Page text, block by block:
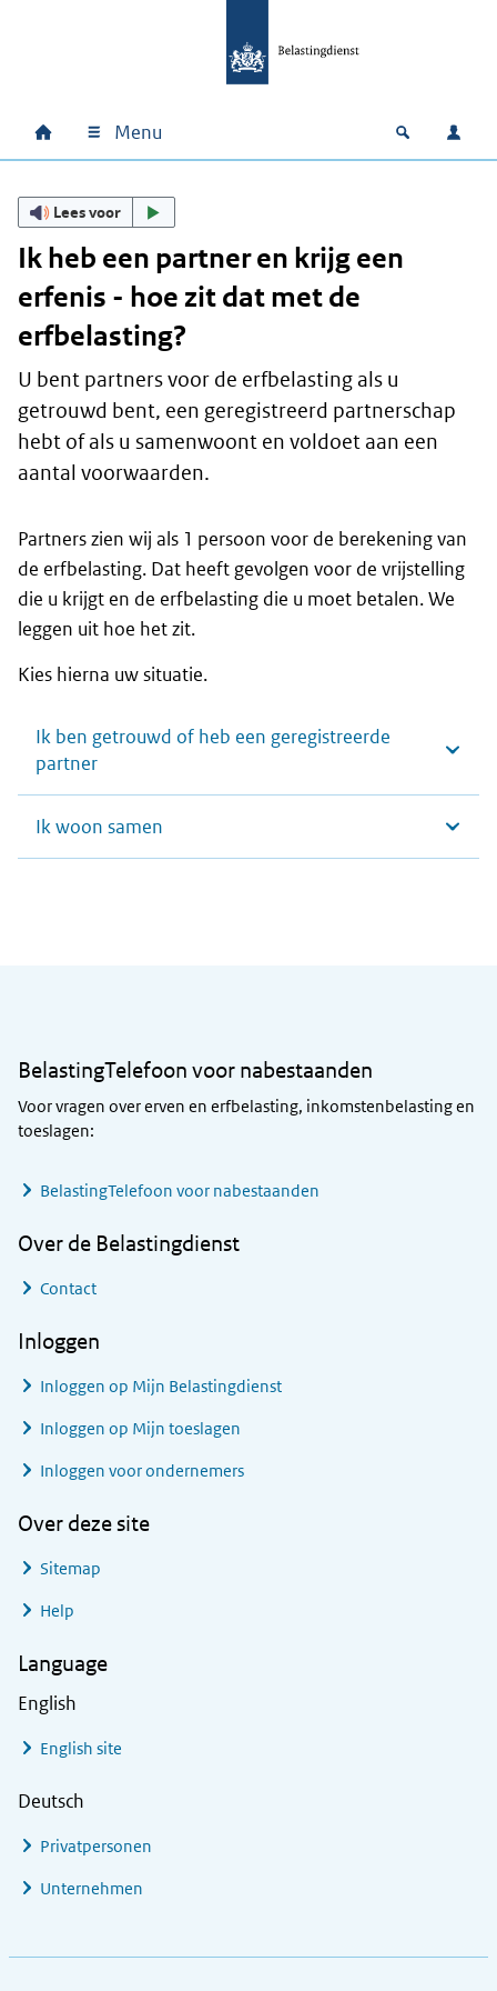
Hoofdnavigatie
Home Menu Open
Lees voor
Ik heb een partner en krijg een
erfenis - hoe zit dat met de
erfbelasting?
U bent partners voor de erfbelasting als u
getrouwd bent, een geregistreerd partnerschap
hebt of als u samenwoont en voldoet aan een
aantal voorwaarden.
Partners zien wij als 1 persoon voor de berekening van
de erfbelasting. Dat heeft gevolgen voor de vrijstelling
die u krijgt en de erfbelasting die u moet betalen. We
leggen uit hoe het zit.
Kies hierna uw situatie.
Ik ben getrouwd of heb een geregistreerde
partner
Ik woon samen
BelastingTelefoon voor nabestaanden
Voor vragen over erven en erfbelasting, inkomstenbelasting en
toeslagen:
BelastingTelefoon voor nabestaanden
Over de Belastingdienst
Contact
Inloggen
Inloggen op Mijn Belastingdienst
Inloggen op Mijn toeslagen
Inloggen voor ondernemers
Over deze site
Sitemap
Help
Language
English
English site
Deutsch
Privatpersonen
Unternehmen